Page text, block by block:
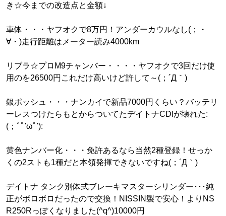
き☆今までの改造点と金額↓
車体・・・ヤフオクで8万円！アンダーカウルなし(；・
∀・)走行距離はメーター読み4000km
リブラ☆プロM9チャンバー・・・・ヤフオクで3回だけ使
用のを26500円これだけ高いけど許して～(；´Д｀)
銀ポッシュ・・・ナンカイで新品7000円くらい？バッテリ
ーレスつけたらもとからついてたデイトナCDIが壊れた:
(；ﾞﾟ'ωﾟ'):
黄色ナンバー化・・・免許あるなら当然2種登録！せっか
くの2ストも1種だと本領発揮できないですね(；´Д｀)
デイトナ タンク別体式ブレーキマスターシリンダー･･･純
正がボロボロだったので交換！NISSIN製で安心！よりNS
R250Rっぽくなりました(^q^)10000円